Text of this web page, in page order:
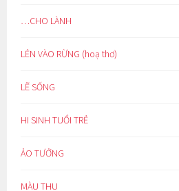
…CHO LÀNH
LẺN VÀO RỪNG (hoạ thơ)
LẼ SỐNG
HI SINH TUỔI TRẺ
ẢO TƯỞNG
MÀU THU